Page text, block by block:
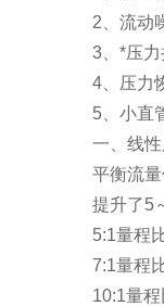
2 、流
3、*压
4、压力
5、小直
一、线
平衡流
提升了5
5:1量程
7:1量程
10:1量